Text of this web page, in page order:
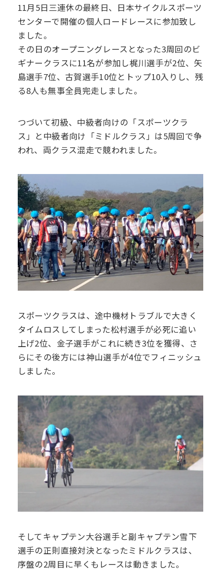
後援会
11月5日三連休の最終日、日本サイクルスポーツ
センターで開催の個人ロードレースに参加致し
ました。
その日のオープニングレースとなった3周回のビ
ギナークラスに11名が参加し梶川選手が2位、矢
島選手7位、古賀選手10位とトップ10入りし、残
る8人も無事全員完走しました。
つづいて初級、中級者向けの「スポーツクラ
ス」と中級者向け「ミドルクラス」は5周回で争
われ、両クラス混走で競われました。
スポーツクラスは、途中機材トラブルで大きく
タイムロスしてしまった松村選手が必死に追い
上げ2位、金子選手がこれに続き3位を獲得、さ
らにその後方には神山選手が4位でフィニッシュ
しました。
そしてキャプテン大谷選手と副キャプテン雪下
選手の正則直接対決となったミドルクラスは、
序盤の2周目に早くもレースは動きました。